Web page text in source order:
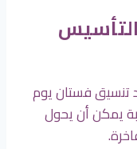
تنسيق فستان يوم
يمكن أن يحول